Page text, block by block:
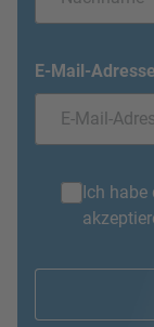
E-Mail-Adresse
Ich habe